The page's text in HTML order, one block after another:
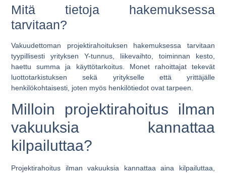
Mitä tietoja hakemuksessa
tarvitaan?
Vakuudettoman projektirahoituksen hakemuksessa tarvitaan
tyypillisesti yrityksen Y-tunnus, liikevaihto, toiminnan kesto,
haettu summa ja käyttötarkoitus. Monet rahoittajat tekevät
luottotarkistuksen sekä yritykselle että yrittäjälle
henkilökohtaisesti, joten myös henkilötiedot ovat tarpeen.
Milloin projektirahoitus ilman
vakuuksia kannattaa
kilpailuttaa?
Projektirahoitus ilman vakuuksia kannattaa aina kilpailuttaa,